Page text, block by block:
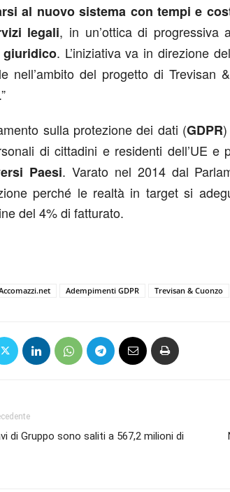
al nuovo sistema con tempi e
legali, in un’ottica di progressiva
giuridico. L’iniziativa va in direzione
nell’ambito del progetto di Trevisan
sulla protezione dei dati (GDPR
di cittadini e residenti dell’UE e
Paesi. Varato nel 2014 dal
perché le realtà in target si
del 4% di fatturato.
Adempimenti GDPR Trevisan & Cuonzo
di Gruppo sono saliti a 567,2 milioni di